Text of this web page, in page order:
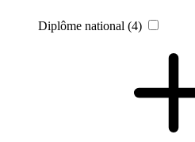
Diplôme national (4)